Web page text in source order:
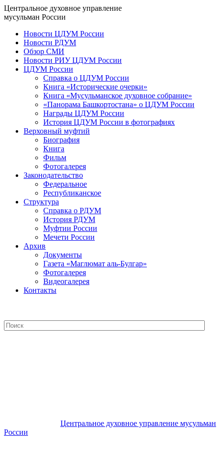
Центральное духовное управление
мусульман России
Новости ЦДУМ России
Новости РДУМ
Обзор СМИ
Новости РИУ ЦДУМ России
ЦДУМ России
Справка о ЦДУМ России
Книга «Исторические очерки»
Книга «Мусульманское духовное собрание»
«Панорама Башкортостана» о ЦДУМ России
Награды ЦДУМ России
История ЦДУМ России в фотографиях
Верховный муфтий
Биография
Книга
Фильм
Фотогалерея
Законодательство
Федеральное
Республиканское
Структура
Справка о РДУМ
История РДУМ
Муфтии России
Мечети России
Архив
Документы
Газета «Маглюмат аль-Булгар»
Фотогалерея
Видеогалерея
Контакты
Центральное духовное управление мусульман
России